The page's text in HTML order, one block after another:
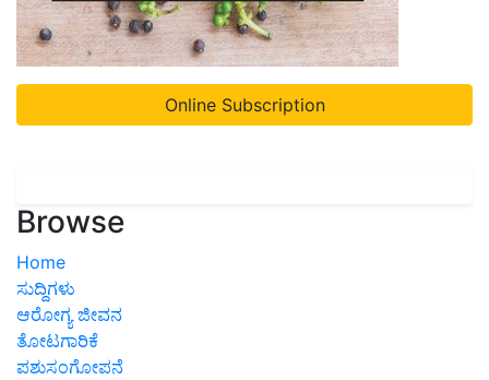
Online Subscription
Browse
Home
ಸುದ್ದಿಗಳು
ಆರೋಗ್ಯ ಜೀವನ
ತೋಟಗಾರಿಕೆ
ಪಶುಸಂಗೋಪನೆ